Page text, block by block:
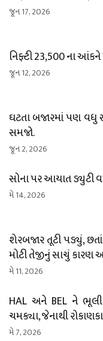
જૂન 17, 2026
નિફ્ટી 23,500 ના
જૂન 12, 2026
ઘટતા બજારમાં પણ
સમજો.
જૂન 2, 2026
સોના પર આયાત ડ્યુટી
મે 14, 2026
શેરબજાર તૂટી પડ્યું,
મોટી તેજીનું સાચું કારણ
મે 11, 2026
HAL અને BEL ને
ચમક્યા, જેનાથી
મે 7, 2026